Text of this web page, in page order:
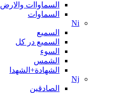
السماواات والارض
السماوات
Ni
السمیع
السمیع در کل
السوء
الشمس
الشهادة+الشهدا
Nj
الصادقین